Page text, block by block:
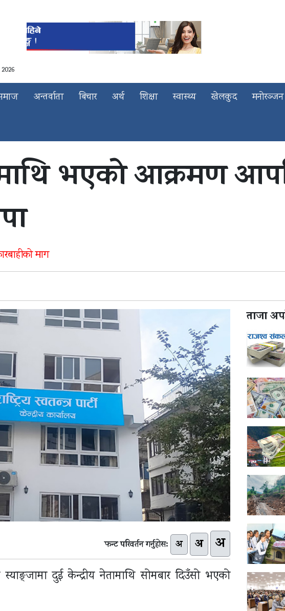
अन्तर्वाता बिचार अर्थ शिक्षा स्वास्थ्य खेलकुद मनोरञ्जन
भएको आक्रमण
माग
फन्ट परिवर्तन गर्नुहोस: अ अ अ
ले स्याङ्जामा दुई केन्द्रीय नेतामाथि सोमबार दिउँसो भएको
ताजा